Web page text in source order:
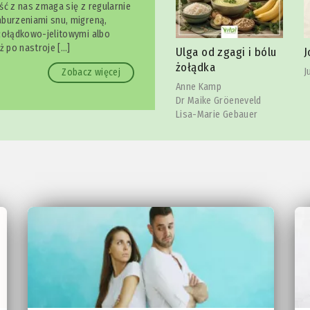
z nas zmaga się z regularnie
snu, migreną,
jelitowymi albo
po nastroje […]
Zobacz więcej
Ulga od zgagi i bólu
żołądka
Anne Kamp
Joga szczęki
Julia Reindl